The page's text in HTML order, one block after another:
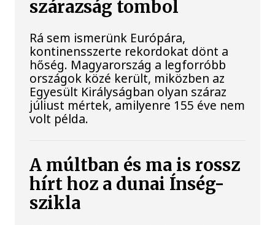
szárazság tombol
Rá sem ismerünk Európára,
kontinensszerte rekordokat dönt a
hőség. Magyarország a legforróbb
országok közé került, miközben az
Egyesült Királyságban olyan száraz
júliust mértek, amilyenre 155 éve nem
volt példa.
A múltban és ma is rossz
hírt hoz a dunai Ínség-
szikla